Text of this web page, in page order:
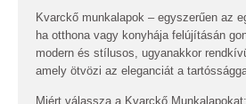
Kvarckő munkalapok – egyszerűen az
ha otthona vagy konyhája felújításán
modern és stílusos, ugyanakkor
amely ötvözi az eleganciát a
Miért válassza a Kvarckő Munkalapokat: